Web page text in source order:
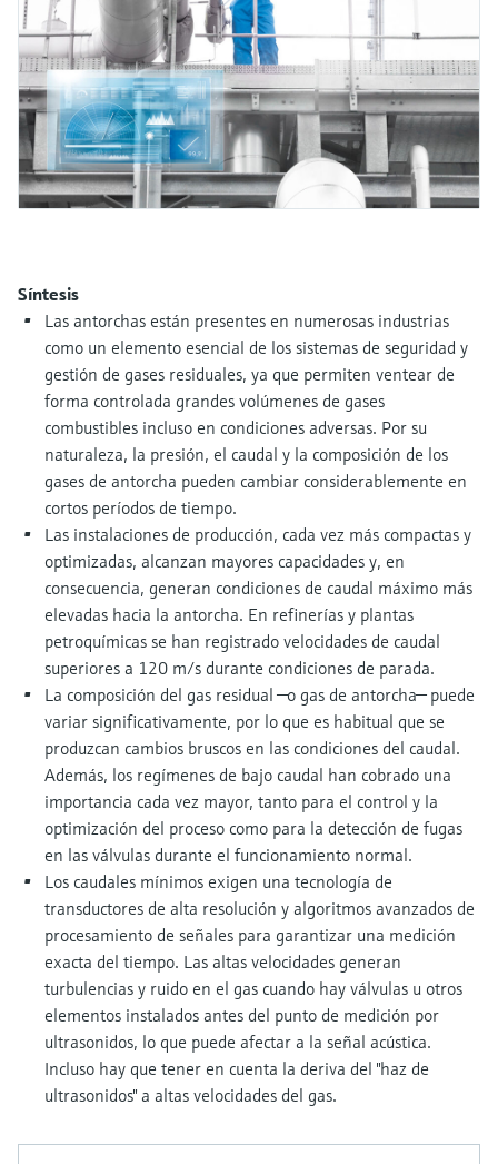
Visor de dispositivos
Encuentre información y documentación
específicas sobre los productos.
Buscador de repuestos
Encuentre repuestos por raíz del producto,
código de pedido o número de serie
electromecánico
Medición de nivel por barrera de
microondas
Level measurement with pressure
Medición mediante transmisión de
microondas
Memosens technology
Ver todos
la transparencia de los procesos
para una toma de decisiones más
sólida y fundamentada
Síntesis
Las antorchas están presentes en numerosas industrias
como un elemento esencial de los sistemas de seguridad y
gestión de gases residuales, ya que permiten ventear de
forma controlada grandes volúmenes de gases
combustibles incluso en condiciones adversas. Por su
naturaleza, la presión, el caudal y la composición de los
gases de antorcha pueden cambiar considerablemente en
cortos períodos de tiempo.
Las instalaciones de producción, cada vez más compactas y
optimizadas, alcanzan mayores capacidades y, en
consecuencia, generan condiciones de caudal máximo más
elevadas hacia la antorcha. En refinerías y plantas
petroquímicas se han registrado velocidades de caudal
superiores a 120 m/s durante condiciones de parada.
La composición del gas residual —o gas de antorcha— puede
variar significativamente, por lo que es habitual que se
produzcan cambios bruscos en las condiciones del caudal.
Además, los regímenes de bajo caudal han cobrado una
importancia cada vez mayor, tanto para el control y la
optimización del proceso como para la detección de fugas
en las válvulas durante el funcionamiento normal.
Los caudales mínimos exigen una tecnología de
transductores de alta resolución y algoritmos avanzados de
procesamiento de señales para garantizar una medición
exacta del tiempo. Las altas velocidades generan
turbulencias y ruido en el gas cuando hay válvulas u otros
elementos instalados antes del punto de medición por
ultrasonidos, lo que puede afectar a la señal acústica.
Incluso hay que tener en cuenta la deriva del "haz de
ultrasonidos" a altas velocidades del gas.